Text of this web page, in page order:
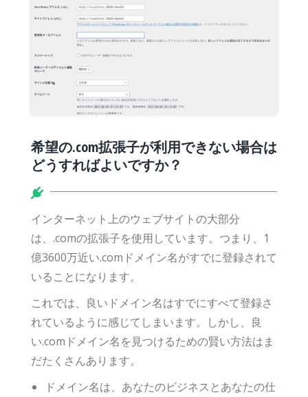
希望の.com拡張子が利用できない場合は
どうすればよいですか？
インターネット上のウェブサイトの大部分
は、.comの拡張子を使用しています。つまり、1
億3600万近い.comドメイン名がすでに登録されて
いることになります。
これでは、良いドメイン名はすでにすべて登録さ
れているように感じてしまいます。しかし、良
い.comドメイン名を見つけるための賢い方法はま
だたくさんあります。
ドメイン名は、あなたのビジネスとあなたの仕